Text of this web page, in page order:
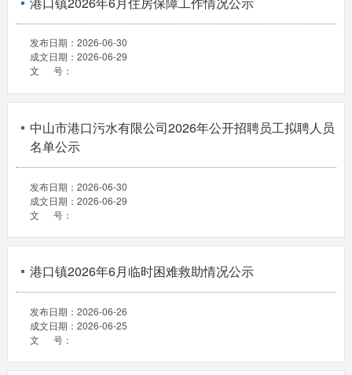
发布日期： 2026-06-30
成文日期： 2026-06-29
文 号：
中山市港口污水有限公司2026年公开招聘员工拟聘人员
名单公示
发布日期： 2026-06-30
成文日期： 2026-06-29
文 号：
港口镇2026年6月临时困难救助情况公示
发布日期： 2026-06-26
成文日期： 2026-06-25
文 号：